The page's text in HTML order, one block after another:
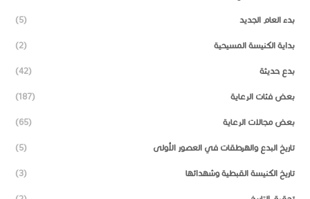
بدء العام الجديد (5)
بداية الكنيسة المسيحية (2)
بدع حديثة (42)
بعض فئات الرعاية (187)
بعض مجالات الرعاية (65)
تاريخ البدع والهرطقات في العصور الأولى (5)
تاريخ الكنيسة القبطية وشهدائها (3)